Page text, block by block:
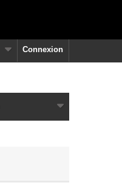
Connexion